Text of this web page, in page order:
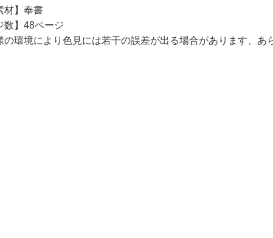
材】奉書
数】48ページ
環境により色見には若干の誤差が出る場合があります、あ